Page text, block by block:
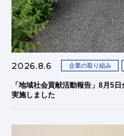
2026.8.6 企業の取り組み
「地域社会貢献活動報告」8月5
実施しました